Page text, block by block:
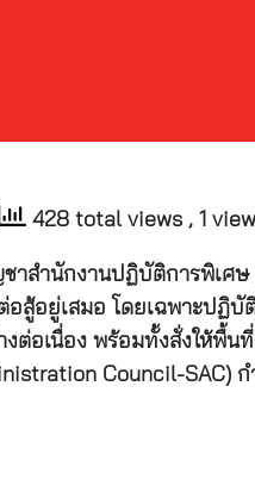
428 total views , 1
าสำนักงานปฏิบัติการพิเศษ
สู้อยู่เสมอ โดยเฉพาะปฏิบั
ต่อเนื่อง พร้อมทั้งสั่งให้พื้น
Council-SAC)